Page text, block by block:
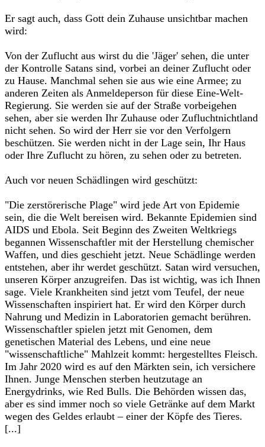
‎Er sagt auch, dass Gott dein Zuhause unsichtbar machen
wird:‎
‎Von der Zuflucht aus wirst du die 'Jäger' sehen, die unter
der Kontrolle Satans sind, vorbei an deiner Zuflucht oder
zu Hause. Manchmal sehen sie aus wie eine Armee; zu
anderen Zeiten als Anmeldeperson für diese Eine-Welt-
Regierung. Sie werden sie auf der Straße vorbeigehen
sehen, aber sie werden Ihr Zuhause oder Zufluchtnichtland
nicht sehen. So wird der Herr sie vor den Verfolgern
beschützen. Sie werden nicht in der Lage sein, Ihr Haus
oder Ihre Zuflucht zu hören, zu sehen oder zu betreten.‎
‎Auch vor neuen Schädlingen wird geschützt:‎
‎"Die zerstörerische Plage" wird jede Art von Epidemie
sein, die die Welt bereisen wird. Bekannte Epidemien sind
AIDS und Ebola. Seit Beginn des Zweiten Weltkriegs
begannen Wissenschaftler mit der Herstellung chemischer
Waffen, und dies geschieht jetzt. Neue Schädlinge werden
entstehen, aber ihr werdet geschützt. Satan wird versuchen,
unseren Körper anzugreifen. Das ist wichtig, was ich Ihnen
sage. Viele Krankheiten sind jetzt vom Teufel, der neue
Wissenschaften inspiriert hat. Er wird den Körper durch
Nahrung und Medizin in Laboratorien gemacht berühren.
Wissenschaftler spielen jetzt mit Genomen, dem
genetischen Material des Lebens, und eine neue
"wissenschaftliche" Mahlzeit kommt: hergestelltes Fleisch.
Im Jahr 2020 wird es auf den Märkten sein, ich versichere
Ihnen. Junge Menschen sterben heutzutage an
Energydrinks, wie Red Bulls. Die Behörden wissen das,
aber es sind immer noch so viele Getränke auf dem Markt
wegen des Geldes erlaubt – einer der Köpfe des Tieres.
[...]‎